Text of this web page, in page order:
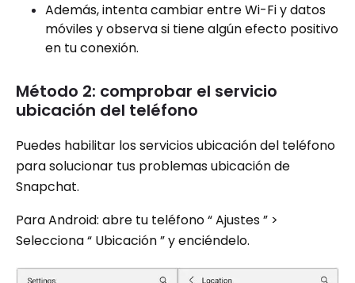
Además, intenta cambiar entre Wi-Fi y datos
móviles y observa si tiene algún efecto positivo
en tu conexión.
Método 2: comprobar el servicio
ubicación del teléfono
Puedes habilitar los servicios ubicación del teléfono
para solucionar tus problemas ubicación de
Snapchat.
Para Android: abre tu teléfono “ Ajustes ” >
Selecciona “ Ubicación ” y enciéndelo.